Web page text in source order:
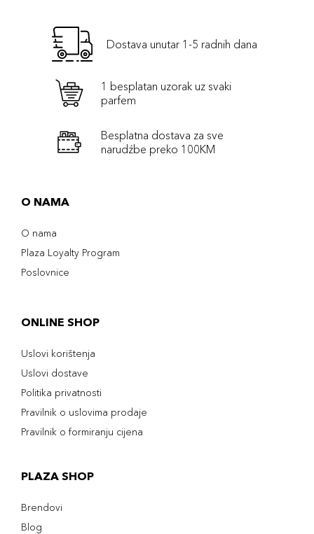
Dostava unutar 1-5 radnih dana
1 besplatan uzorak uz svaki
parfem
Besplatna dostava za sve
narudźbe preko 100KM
O NAMA
O nama
Plaza Loyalty Program
Poslovnice
ONLINE SHOP
Uslovi korištenja
Uslovi dostave
Politika privatnosti
Pravilnik o uslovima prodaje
Pravilnik o formiranju cijena
PLAZA SHOP
Brendovi
Blog